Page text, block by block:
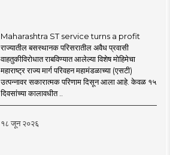
Maharashtra ST service turns a profit
राज्यातील बसस्थानक परिसरातील अवैध प्रवासी
वाहतुकीविरोधात राबविण्यात आलेल्या विशेष मोहिमेचा
महाराष्ट्र राज्य मार्ग परिवहन महामंडळाच्या (एसटी)
उत्पन्नावर सकारात्मक परिणाम दिसून आला आहे. केवळ १५
दिवसांच्या कालावधीत ..
१८ जून २०२६